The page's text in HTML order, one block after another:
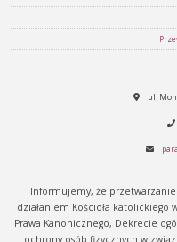
ul.
Informujemy, że
działaniem Kościoła katolickiego
Prawa Kanonicznego, Dekrecie
ochrony osób fizycznych w